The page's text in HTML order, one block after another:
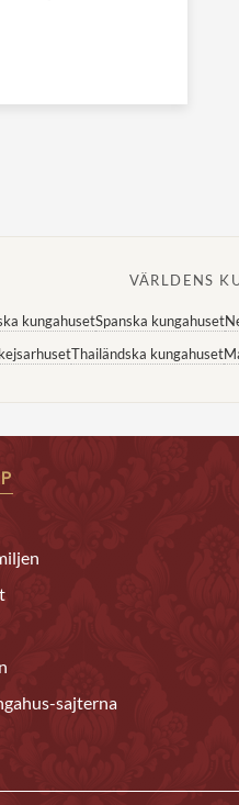
VÄRLDENS
kungahusetSpanska kungahuset
Thailändska kungahuset
sajterna